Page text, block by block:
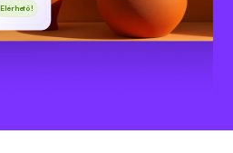
Elérhető!